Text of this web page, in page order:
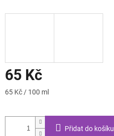
65 Kč
Měrná
65 Kč / 100 ml
Přidat do košíku